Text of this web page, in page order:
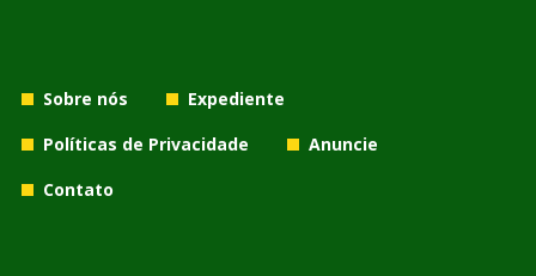
Sobre nós
Expediente
Políticas de Privacidade
Anuncie
Contato